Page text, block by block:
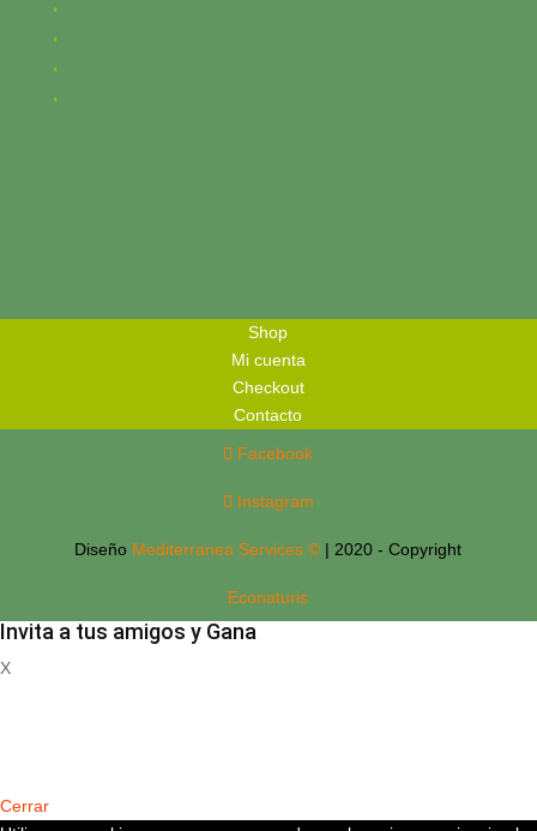
Shop
Mi cuenta
Checkout
Contacto
Facebook
Instagram
Diseño Mediterranea Services © | 2020 - Copyright
Econaturis
Invita a tus amigos y Gana
X
Cerrar